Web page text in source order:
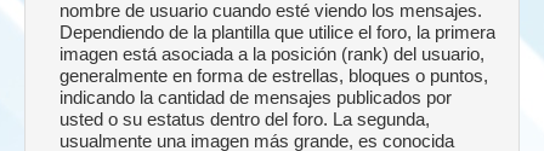
nombre de usuario cuando esté viendo los mensajes.
Dependiendo de la plantilla que utilice el foro, la primera
imagen está asociada a la posición (rank) del usuario,
generalmente en forma de estrellas, bloques o puntos,
indicando la cantidad de mensajes publicados por
usted o su estatus dentro del foro. La segunda,
usualmente una imagen más grande, es conocida